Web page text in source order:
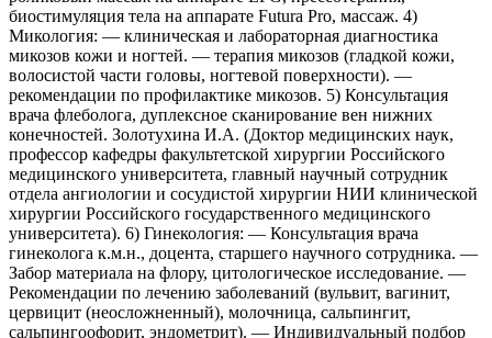
биостимуляция тела на аппарате Futura Pro, массаж. 4)
Микология: — клиническая и лабораторная диагностика
микозов кожи и ногтей. — терапия микозов (гладкой кожи,
волосистой части головы, ногтевой поверхности). —
рекомендации по профилактике микозов. 5) Консультация
врача флеболога, дуплексное сканирование вен нижних
конечностей. Золотухина И.А. (Доктор медицинских наук,
профессор кафедры факультетской хирургии Российского
медицинского университета, главный научный сотрудник
отдела ангиологии и сосудистой хирургии НИИ клинической
хирургии Российского государственного медицинского
университета). 6) Гинекология: — Консультация врача
гинеколога к.м.н., доцента, старшего научного сотрудника. —
Забор материала на флору, цитологическое исследование. —
Рекомендации по лечению заболеваний (вульвит, вагинит,
цервицит (неосложненный), молочница, сальпингит,
сальпингоофорит, эндометрит). — Индивидуальный подбор